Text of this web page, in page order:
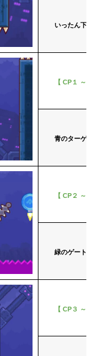
いったん下の
【 CP１ ～
青のターゲッ
【 CP２ ～
緑のゲートの
【 CP３ ～